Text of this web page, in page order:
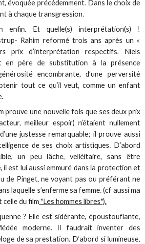
évoquée précédemment. Dans le choix de
à chaque transgression.
enfin. Et quelle(s) interprétation(s) !
Rahim reformé trois ans après un «
prix d’interprétation respectifs. Niels
en père de substitution à la présence
encombrante, d’une perversité
tout ce qu’il veut, comme un enfant
prouve une nouvelle fois que ses deux prix
meilleur espoir) n’étaient nullement
justesse remarquable; il prouve aussi
de ses choix artistiques. D’abord
un peu lâche, velléitaire, sans être
il est lui aussi emmuré dans la protection et
de Pinget, ne voyant pas ou préférant ne
laquelle s’enferme sa femme. (cf aussi ma
celle du film "Les hommes libres").
? Elle est sidérante, époustouflante,
moderne. Il faudrait inventer des
de sa prestation. D’abord si lumineuse,